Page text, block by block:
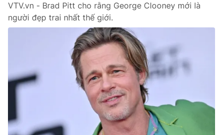
Xã hội
Y tế
Tin tức
Kinh tế
VTV.vn - Brad Pitt cho rằng George Clooney mới là
người đẹp trai nhất thế giới.